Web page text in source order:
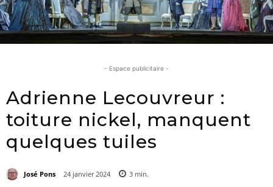
- Espace publicitaire -
Adrienne Lecouvreur :
toiture nickel, manquent
quelques tuiles
José Pons 24 janvier 2024 3 min.